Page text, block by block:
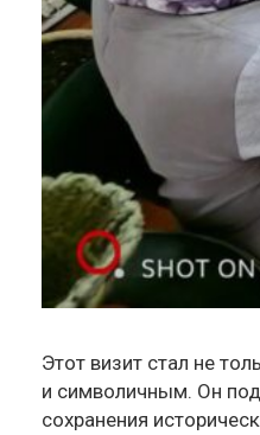
Этот визит стал не
и символичным. Он
сохранения